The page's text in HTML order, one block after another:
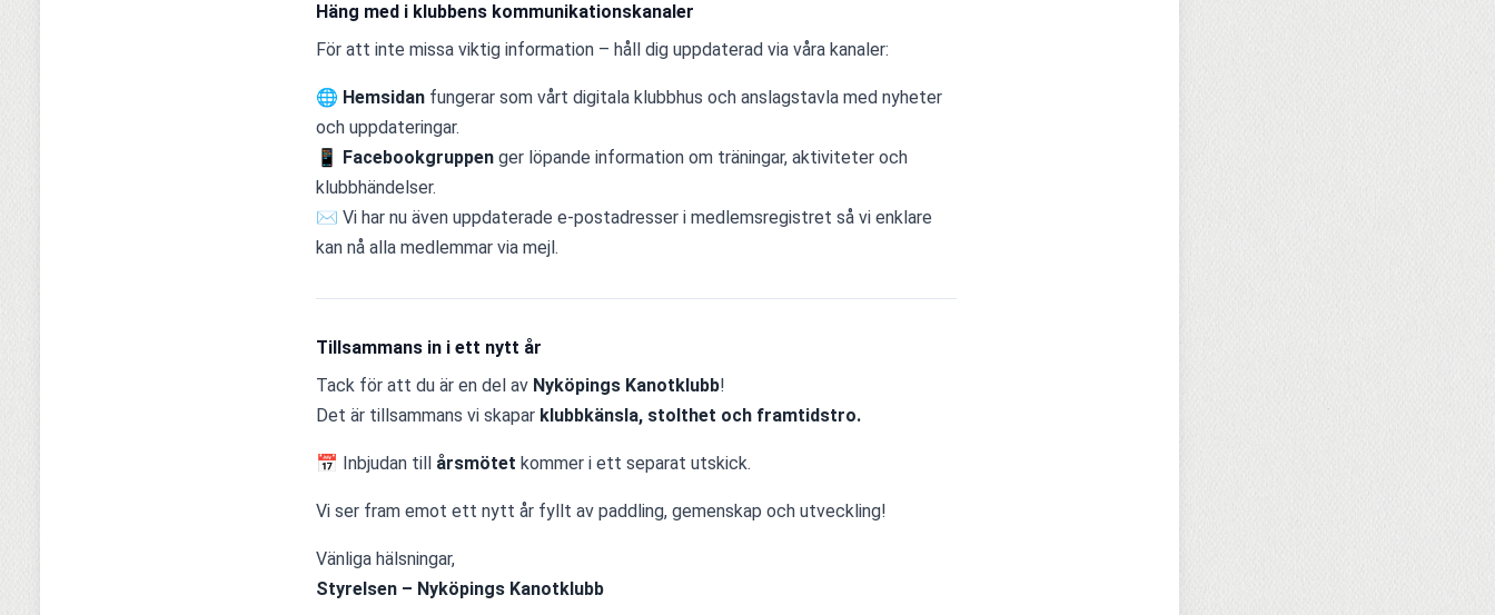
Häng med i klubbens kommunikationskanaler
För att inte missa viktig information – håll dig uppdaterad via våra kanaler:
🌐 Hemsidan fungerar som vårt digitala klubbhus och anslagstavla med nyheter
och uppdateringar.
📱 Facebookgruppen ger löpande information om träningar, aktiviteter och
klubbhändelser.
✉️ Vi har nu även uppdaterade e-postadresser i medlemsregistret så vi enklare
kan nå alla medlemmar via mejl.
Tillsammans in i ett nytt år
Tack för att du är en del av Nyköpings Kanotklubb!
Det är tillsammans vi skapar klubbkänsla, stolthet och framtidstro.
📅 Inbjudan till årsmötet kommer i ett separat utskick.
Vi ser fram emot ett nytt år fyllt av paddling, gemenskap och utveckling!
Vänliga hälsningar,
Styrelsen – Nyköpings Kanotklubb